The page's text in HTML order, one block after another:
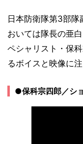
日本防衛隊第3部
おいては隊長の亜
ペシャリスト・保
るボイスと映像に注
●保科宗四郎／シ